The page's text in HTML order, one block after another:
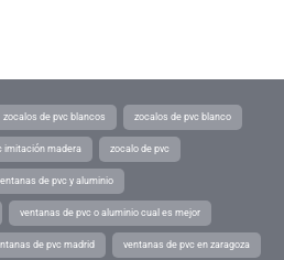
zocalos de pvc blancos zocalos de pvc blanco
imitación madera zocalo de pvc
de pvc y aluminio
ventanas de pvc o aluminio cual es mejor
de pvc madrid ventanas de pvc en zaragoza